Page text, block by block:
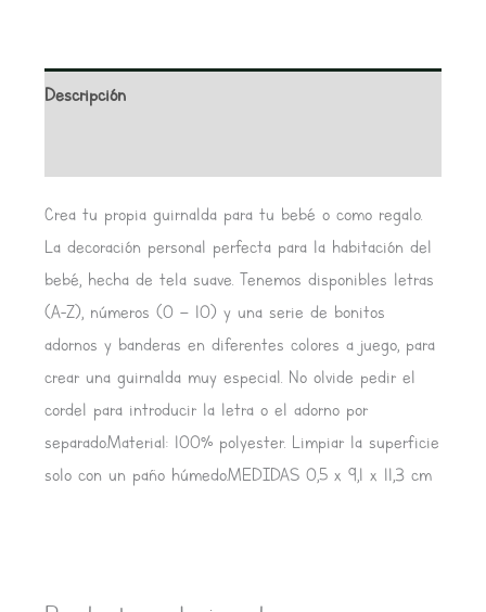
Descripción
Crea tu propia guirnalda para tu bebé o como regalo.
La decoración personal perfecta para la habitación del
bebé, hecha de tela suave. Tenemos disponibles letras
(A-Z), números (0 – 10) y una serie de bonitos
adornos y banderas en diferentes colores a juego, para
crear una guirnalda muy especial. No olvide pedir el
cordel para introducir la letra o el adorno por
separado.Material: 100% polyester. Limpiar la superficie
solo con un paño húmedo.MEDIDAS 0,5 x 9,1 x 11,3 cm